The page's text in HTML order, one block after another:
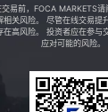
一季度末，券
交易前，FOCA MARKETS
相关风险。 尽管在线交易提
在高风险。 投资者应在参与
应对可能的风险。